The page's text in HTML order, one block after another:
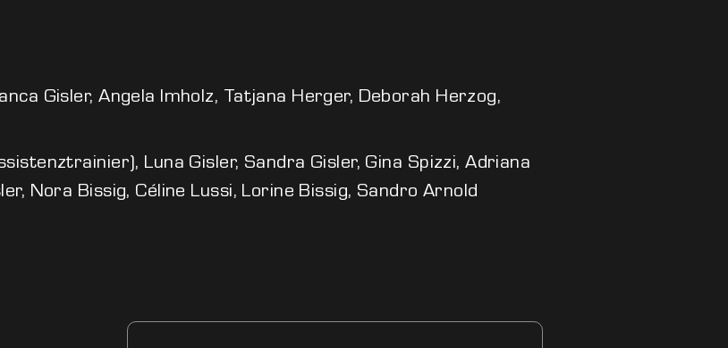
Gisler, Angela Imholz, Tatjana Herger, Deborah Herzog,
Luna Gisler, Sandra Gisler, Gina Spizzi, Adriana
Nora Bissig, Céline Lussi, Lorine Bissig, Sandro Arnold